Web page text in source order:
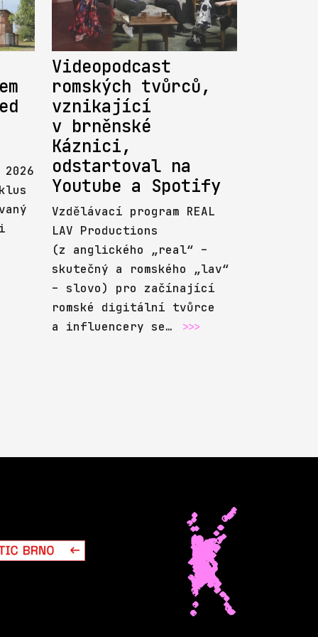
Videopodcast
romských tvůrců,
vznikající
v brněnské
Káznici,
odstartoval na
Youtube a Spotify
Vzdělávací program REAL
LAV Productions
(z anglického „real“ –
skutečný a romského „lav“
– slovo) pro začínající
romské digitální tvůrce
a influencery se…
>>>